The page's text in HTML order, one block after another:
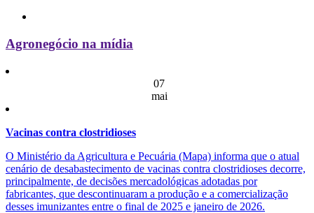
Agronegócio na mídia
07
mai
Vacinas contra clostridioses
O Ministério da Agricultura e Pecuária (Mapa) informa que o atual
cenário de desabastecimento de vacinas contra clostridioses decorre,
principalmente, de decisões mercadológicas adotadas por
fabricantes, que descontinuaram a produção e a comercialização
desses imunizantes entre o final de 2025 e janeiro de 2026.